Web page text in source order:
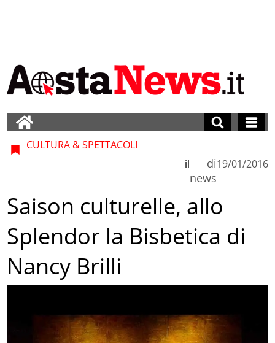
CULTURA & SPETTACOLI
di
news
il 19/01/2016
Saison culturelle, allo
Splendor la Bisbetica di
Nancy Brilli